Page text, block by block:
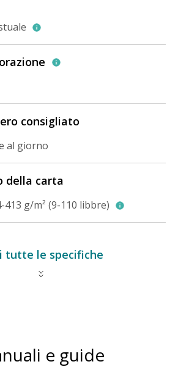
consigliato
al giorno
della carta
413 g/m² (9-110 libbre)
tutte le specifiche
e guide